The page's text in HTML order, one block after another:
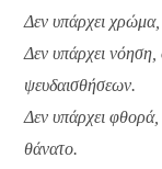
Δεν υπάρχει
Δεν υπάρχει
ψευδαισθήσεων.
Δεν υπάρχει
θάνατο.